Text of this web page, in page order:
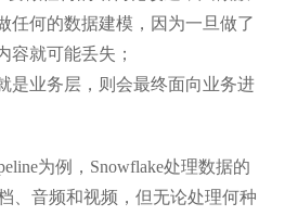
任何的数据建模，因为一旦做了
容就可能丢失；
是业务层，则会最终面向业务进
为例，Snowflake处理数据的
、音频和视频，但无论处理何种